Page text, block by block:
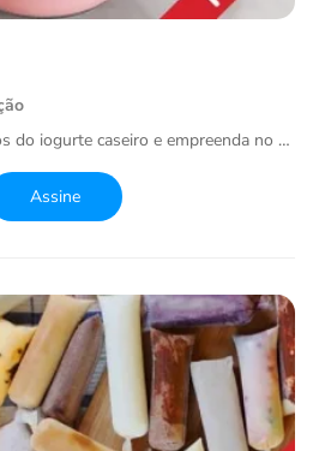
do iogurte caseiro e empreenda no …